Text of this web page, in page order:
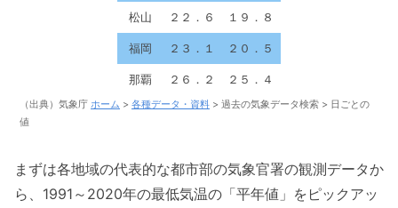
松山 ２２．６ １９．８
福岡 ２３．１ ２０．５
那覇 ２６．２ ２５．４
（出典）気象庁 ホーム > 各種データ・資料 > 過去の気象データ検索 > 日ごとの
値
まずは各地域の代表的な都市部の気象官署の観測データか
ら、1991～2020年の最低気温の「平年値」をピックアッ